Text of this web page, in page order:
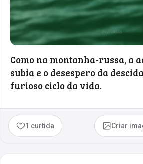
Como na montanha-russa, a
subia e o desespero da
furioso ciclo da vida.
1 curtida Criar